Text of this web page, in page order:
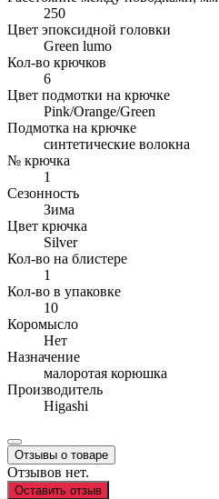
250
Цвет эпоксидной головки
Green lumo
Кол-во крючков
6
Цвет подмотки на крючке
Pink/Orange/Green
Подмотка на крючке
синтетические волокна
№ крючка
1
Сезонность
Зима
Цвет крючка
Silver
Кол-во на блистере
1
Кол-во в упаковке
10
Коромысло
Нет
Назначение
малоротая корюшка
Производитель
Higashi
Отзывы о товаре
Отзывов нет.
Оставить отзыв